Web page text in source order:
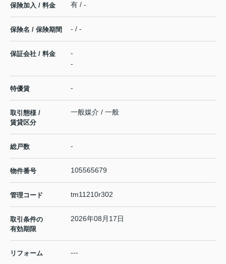
保険加入 / 料金 有 / -
保険名 / 保険期間 - / -
保証会社 / 料金
-
-
特優賃 -
取引態様 /
賃貸区分
一般媒介 / 一般
総戸数 -
物件番号 105565679
管理コード tm11210r302
取引条件の
有効期限
2026年08月17日
リフォーム ---